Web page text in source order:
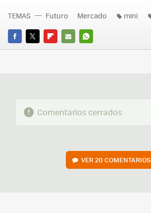
FACEBOOK
TWITTERFLIPBOARD
E-
WHATSAPP
TEMAS Futuro Mercado mini
Comentarios cerrados
VER 20 COMENTARIOS